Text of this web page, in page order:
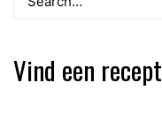
Vind een recept